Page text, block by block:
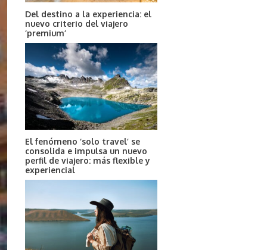
Del destino a la experiencia: el
nuevo criterio del viajero
‘premium’
El fenómeno ‘solo travel’ se
consolida e impulsa un nuevo
perfil de viajero: más flexible y
experiencial